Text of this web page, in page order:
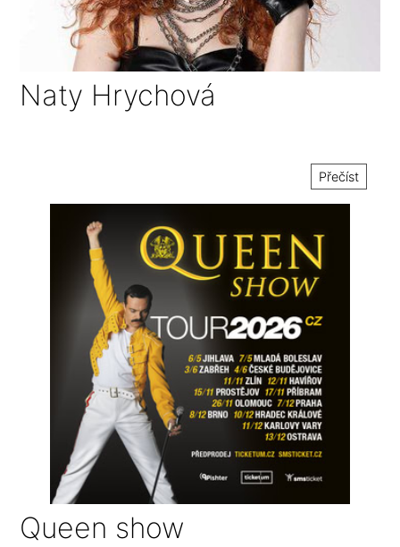
Naty Hrychová
Přečíst
Queen show